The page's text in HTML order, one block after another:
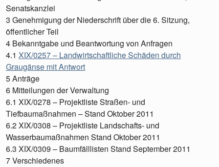
Senatskanzlei
3 Genehmigung der Niederschrift über die 6. Sitzung,
öffentlicher Teil
4 Bekanntgabe und Beantwortung von Anfragen
4.1 XIX/0257 – Landwirtschaftliche Schäden durch
Graugänse mit Antwort
5 Anträge
6 Mitteilungen der Verwaltung
6.1 XIX/0278 – Projektliste Straßen- und
Tiefbaumaßnahmen – Stand Oktober 2011
6.2 XIX/0308 – Projektliste Landschafts- und
Wasserbaumaßnahmen Stand Oktober 2011
6.3 XIX/0309 – Baumfälllisten Stand September 2011
7 Verschiedenes